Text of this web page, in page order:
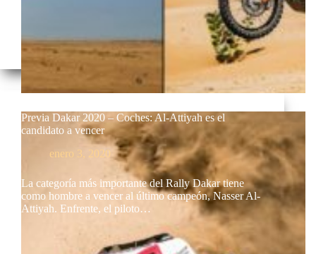
Previa Dakar 2020 – Coches: Al-Attiyah es el
candidato a vencer
enero 3, 2020
La categoría más importante del Rally Dakar tiene
como hombre a vencer al último campeón, Nasser Al-
Attiyah. Enfrente, el piloto…